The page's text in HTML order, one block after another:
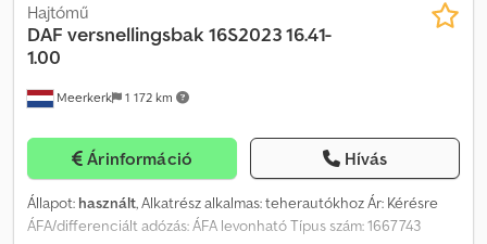
Meerkerk 1 172 km
Hajtómű
DAF versnellingsbak 16S2023 16.41-
1.00
Árinformáció Hívás
Állapot: használt, Alkatrész alkalmas: teherautókhoz Ár: Kérésre
ÁFA/differenciált adózás: ÁFA levonható Típus szám: 1667743